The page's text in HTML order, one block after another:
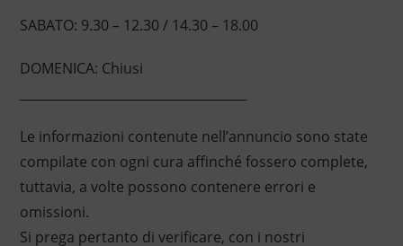
SABATO: 9.30 – 12.30 / 14.30 – 18.00
DOMENICA: Chiusi
Le informazioni contenute nell’annuncio sono state
compilate con ogni cura affinché fossero complete,
tuttavia, a volte possono contenere errori e
omissioni.
Si prega pertanto di verificare, con i nostri